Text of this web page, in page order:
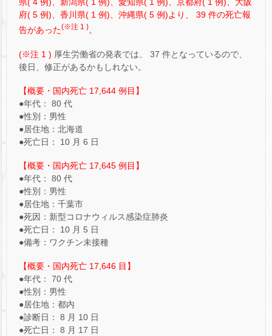
府( 5 例)、香川県( 1 例)、沖縄県( 5 例)より、 39 件の死亡報
告があった(※注 1 )。
(※注 1 ) 厚生労働省の発表では、 37 件となっているので、
後日、修正があるかもしれない。
【概要・国内死亡 17,644 例目】
●年代： 80 代
●性別：男性
●居住地：北海道
●死亡日： 10 月 6 日
【概要・国内死亡 17,645 例目】
●年代： 80 代
●性別：男性
●居住地：千葉市
●死因：新型コロナウィルス感染症肺炎
●死亡日： 10 月 5 日
●備考：ワクチン未接種
【概要・国内死亡 17,646 目】
●年代： 70 代
●性別：男性
●居住地：都内
●診断日： 8 月 10 日
●死亡日： 8 月 17 日